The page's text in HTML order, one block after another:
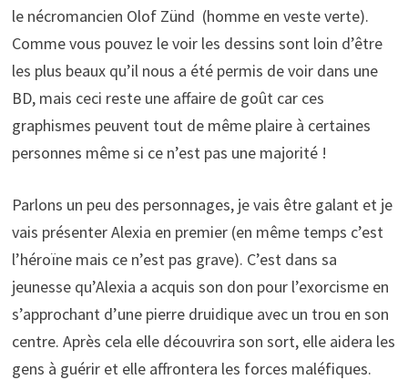
le nécromancien Olof Zünd (homme en veste verte).
Comme vous pouvez le voir les dessins sont loin d’être
les plus beaux qu’il nous a été permis de voir dans une
BD, mais ceci reste une affaire de goût car ces
graphismes peuvent tout de même plaire à certaines
personnes même si ce n’est pas une majorité !
Parlons un peu des personnages, je vais être galant et je
vais présenter Alexia en premier (en même temps c’est
l’héroïne mais ce n’est pas grave). C’est dans sa
jeunesse qu’Alexia a acquis son don pour l’exorcisme en
s’approchant d’une pierre druidique avec un trou en son
centre. Après cela elle découvrira son sort, elle aidera les
gens à guérir et elle affrontera les forces maléfiques.